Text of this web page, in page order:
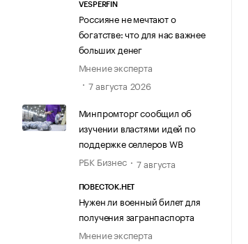
VESPERFIN
Россияне не мечтают о
богатстве: что для нас важнее
больших денег
Мнение эксперта
7 августа 2026
Минпромторг сообщил об
изучении властями идей по
поддержке селлеров WB
РБК Бизнес
7 августа
ПОВЕСТОК.НЕТ
Нужен ли военный билет для
получения загранпаспорта
Мнение эксперта